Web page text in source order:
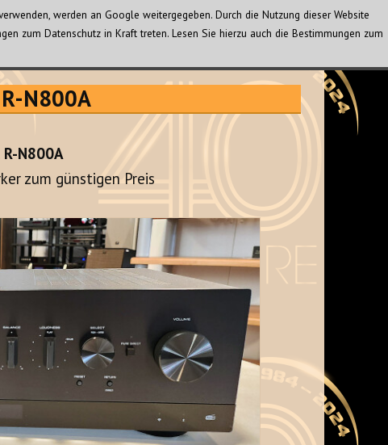
N800A
N800A
zum günstigen Preis
werden an Google weitergegeben. Durch die Nutzung dieser Website
zum Datenschutz in Kraft treten. Lesen Sie hierzu auch die Bestimmungen zum